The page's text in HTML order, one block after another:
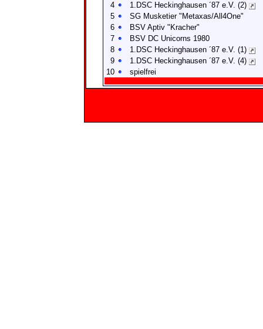
4
1.DSC Heckinghausen ´87 e.V. (2)
5
SG Musketier "Metaxas/All4One"
6
BSV Aptiv "Kracher"
7
BSV DC Unicorns 1980
8
1.DSC Heckinghausen ´87 e.V. (1)
9
1.DSC Heckinghausen ´87 e.V. (4)
10
spielfrei